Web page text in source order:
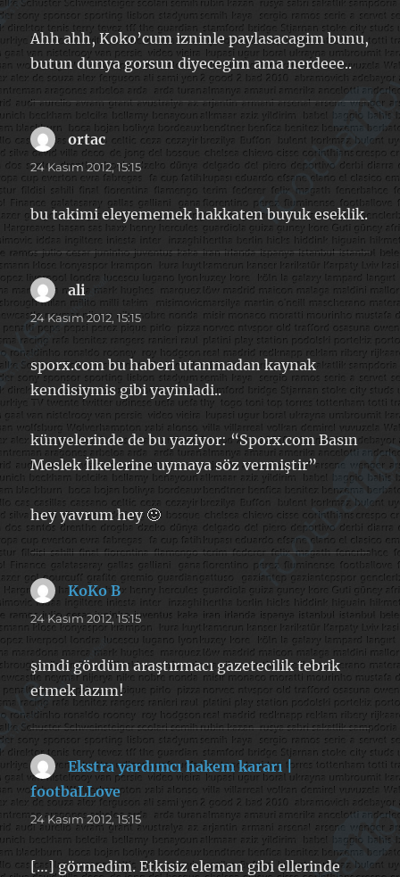
Ahh ahh, Koko’cum izninle paylasacagim bunu,
butun dunya gorsun diyecegim ama nerdeee..
ortacdedi
ki:
24 Kasım 2012, 15:15
bu takimi eleyememek hakkaten buyuk eseklik.
alidedi
ki:
24 Kasım 2012, 15:15
sporx.com bu haberi utanmadan kaynak
kendisiymis gibi yayinladi..
künyelerinde de bu yaziyor: “Sporx.com Basın
Meslek İlkelerine uymaya söz vermiştir”
hey yavrum hey 🙂
KoKo Bdedi
ki:
24 Kasım 2012, 15:15
şimdi gördüm araştırmacı gazetecilik tebrik
etmek lazım!
Ekstra yardımcı hakem kararı |
footbaLLovededi
ki:
24 Kasım 2012, 15:15
[…] görmedim. Etkisiz eleman gibi ellerinde